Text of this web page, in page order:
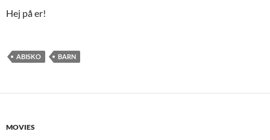
Hej på er!
ABISKO BARN
MOVIES